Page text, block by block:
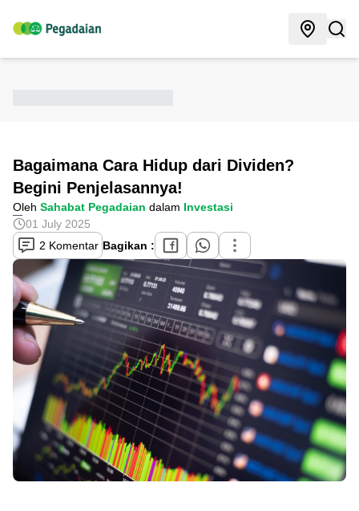
Bagaimana Cara Hidup dari Dividen?
Begini Penjelasannya!
Oleh Sahabat Pegadaian dalam Investasi
01 July 2025
2 Komentar Bagikan :